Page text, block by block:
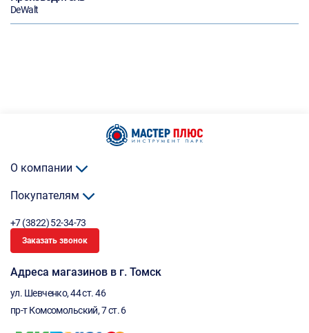
DeWalt
О компании
Покупателям
+7 (3822) 52-34-73
Заказать звонок
Адреса магазинов в г. Томск
ул. Шевченко, 44 ст. 46
пр-т Комсомольский, 7 ст. 6